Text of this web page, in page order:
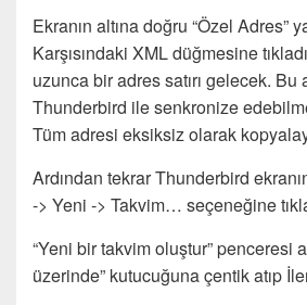
Ekranın altına doğru “Özel Adres”
Karşısındaki XML düğmesine
uzunca bir adres satırı gelecek.
Thunderbird ile senkronize
Tüm adresi eksiksiz olarak
Ardından tekrar Thunderbird
-> Yeni -> Takvim… seçeneğine
“Yeni bir takvim oluştur” penceresi
üzerinde” kutucuğuna çentik atıp